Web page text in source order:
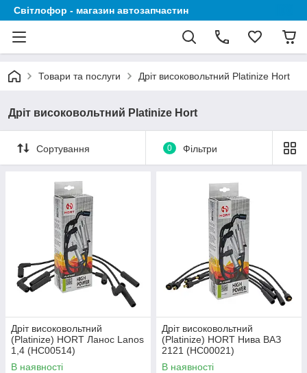
Світлофор - магазин автозапчастин
Товари та послуги Дріт високовольтний Platinize Hort
Дріт високовольтний Platinize Hort
Сортування 0 Фільтри
Дріт високовольтний
(Platinize) HORT Ланос Lanos
1,4 (HC00514)
В наявності
Дріт високовольтний
(Platinize) HORT Нива ВАЗ
2121 (HC00021)
В наявності